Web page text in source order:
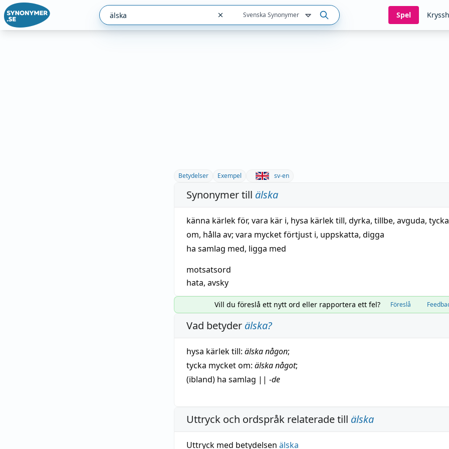
Svenska Synonymer Spel
Betydelser Exempel sv-en
Synonymer till älska
känna kärlek för, vara kär i, hysa kärlek till, dyrka, tillbe, avguda,
om, hålla av; vara mycket förtjust i, uppskatta, digga
ha samlag med, ligga med
motsatsord
hata, avsky
Vill du föreslå ett nytt ord eller rapportera ett fel? Föreslå
Vad betyder älska?
hysa kärlektill: älska någon;
tycka mycket om: älska något;
(ibland) ha samlag || -de
Uttryck och ordspråk relaterade till älska
Uttryck med betydelsen älska